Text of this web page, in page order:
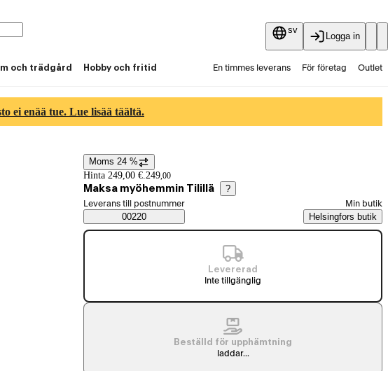
sv
Logga in
och trädgård Hobby och fritid En timmes leverans För företag Outlet
ei enää tue. Lue lisää täältä.
Prisinformation
Moms 24 %
Hinta 249,00 €. 249,00
Maksa myöhemmin Tilillä ?
Saatavuustiedot
Välj beställningssätt
Leverans till postnummer
00220
Min butik
Helsingfors butik
Levererad
Inte tillgänglig
Beställd för upphämtning
laddar...